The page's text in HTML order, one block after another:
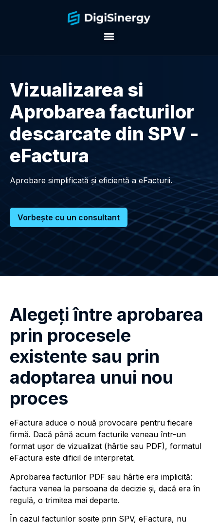
Vizualizarea si
Aprobarea facturilor
descarcate din SPV -
eFactura
Aprobare simplificată și eficientă a eFacturii.
Vorbește cu un consultant
Alegeți între aprobarea
prin procesele
existente sau prin
adoptarea unui nou
proces
eFactura aduce o nouă provocare pentru fiecare
firmă. Dacă până acum facturile veneau într-un
format ușor de vizualizat (hârtie sau PDF), formatul
eFactura este dificil de interpretat.
Aprobarea facturilor PDF sau hârtie era implicită:
factura venea la persoana de decizie și, dacă era în
regulă, o trimitea mai departe.
În cazul facturilor sosite prin SPV, eFactura, nu